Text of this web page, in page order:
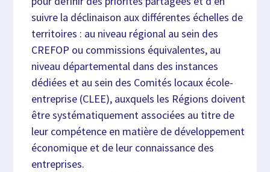
suivre la déclinaison aux différentes échelles de
territoires : au niveau régional au sein des
CREFOP ou commissions équivalentes, au
niveau départemental dans des instances
dédiées et au sein des Comités locaux école-
entreprise (CLEE), auxquels les Régions doivent
être systématiquement associées au titre de
leur compétence en matière de développement
économique et de leur connaissance des
entreprises.